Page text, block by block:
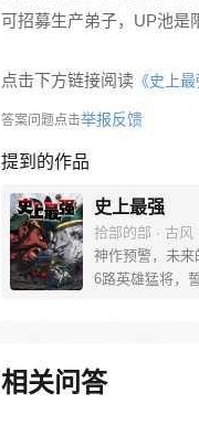
可招募生产弟子，UP池是
点击下方链接阅读 《史上最
答案问题点击举报反馈
提到的作品
史上最强
拾部的部 · 古风
神作预警，未来
6路英雄猛将，誓
相关问答